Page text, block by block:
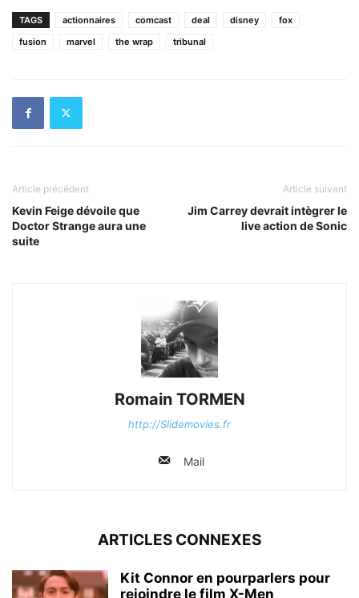
TAGS actionnaires comcast deal disney
fox
fusion
marvel the wrap tribunal
Article précédent
Kevin Feige dévoile que
Doctor Strange aura une
suite
Article suivant
Jim Carrey devrait intègrer le
live action de Sonic
Romain TORMEN
http://Slidemovies.fr
Mail
ARTICLES CONNEXES
Kit Connor en pourparlers pour
rejoindre le film X-Men